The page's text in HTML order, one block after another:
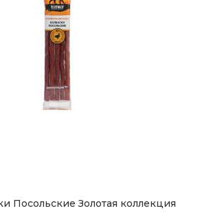
Посольские Золотая коллекция